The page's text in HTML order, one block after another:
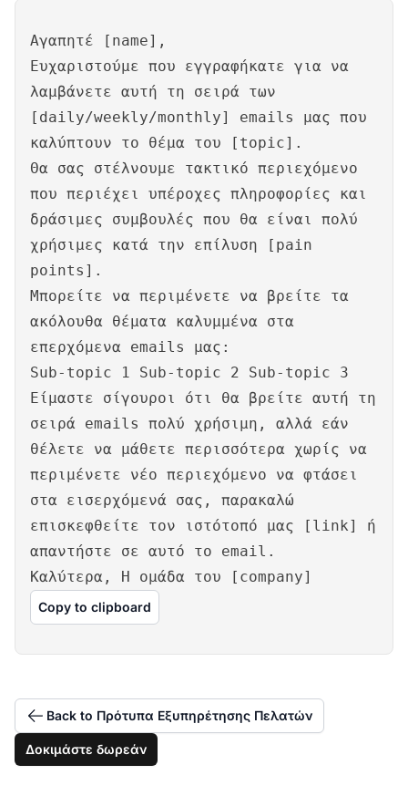
Αγαπητέ [name],
Ευχαριστούμε που εγγραφήκατε για να
λαμβάνετε αυτή τη σειρά των
[daily/weekly/monthly] emails μας που
καλύπτουν το θέμα του [topic].
Θα σας στέλνουμε τακτικό περιεχόμενο
που περιέχει υπέροχες πληροφορίες και
δράσιμες συμβουλές που θα είναι πολύ
χρήσιμες κατά την επίλυση [pain
points].
Μπορείτε να περιμένετε να βρείτε τα
ακόλουθα θέματα καλυμμένα στα
επερχόμενα emails μας:
Sub-topic 1 Sub-topic 2 Sub-topic 3
Είμαστε σίγουροι ότι θα βρείτε αυτή τη
σειρά emails πολύ χρήσιμη, αλλά εάν
θέλετε να μάθετε περισσότερα χωρίς να
περιμένετε νέο περιεχόμενο να φτάσει
στα εισερχόμενά σας, παρακαλώ
επισκεφθείτε τον ιστότοπό μας [link] ή
απαντήστε σε αυτό το email.
Καλύτερα, Η ομάδα του [company]
Copy to clipboard
Back to Πρότυπα Εξυπηρέτησης Πελατών
Δοκιμάστε δωρεάν